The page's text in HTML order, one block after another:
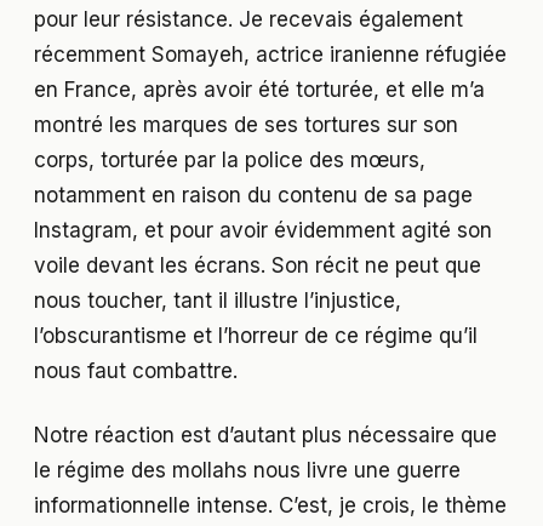
pour leur résistance. Je recevais également
récemment Somayeh, actrice iranienne réfugiée
en France, après avoir été torturée, et elle m’a
montré les marques de ses tortures sur son
corps, torturée par la police des mœurs,
notamment en raison du contenu de sa page
Instagram, et pour avoir évidemment agité son
voile devant les écrans. Son récit ne peut que
nous toucher, tant il illustre l’injustice,
l’obscurantisme et l’horreur de ce régime qu’il
nous faut combattre.
Notre réaction est d’autant plus nécessaire que
le régime des mollahs nous livre une guerre
informationnelle intense. C’est, je crois, le thème